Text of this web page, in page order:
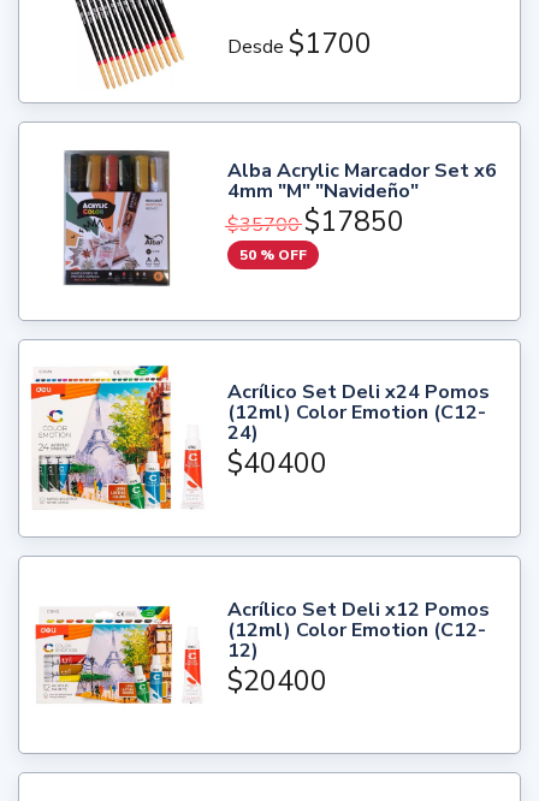
Desde $1700
Alba Acrylic Marcador Set x6
4mm "M" "Navideño"
$35700 $17850
50 % OFF
Acrílico Set Deli x24 Pomos
(12ml) Color Emotion (C12-
24)
$40400
Acrílico Set Deli x12 Pomos
(12ml) Color Emotion (C12-
12)
$20400